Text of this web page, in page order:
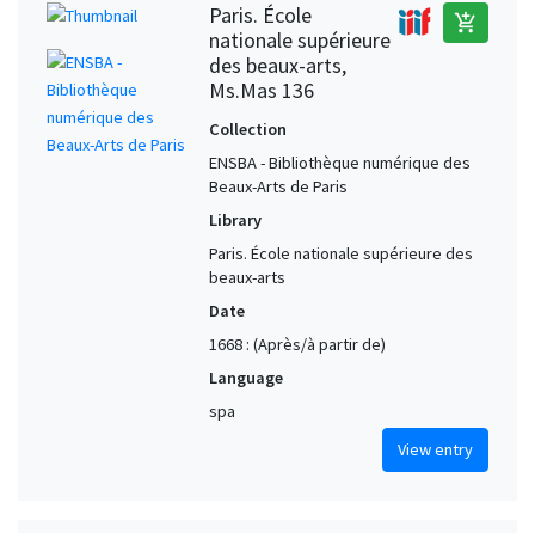
Paris. École
nationale supérieure
des beaux-arts,
Ms.Mas 136
add_shopping_cart
Collection
ENSBA - Bibliothèque numérique des
Beaux-Arts de Paris
Library
Paris. École nationale supérieure des
beaux-arts
Date
1668 : (Après/à partir de)
Language
spa
View entry